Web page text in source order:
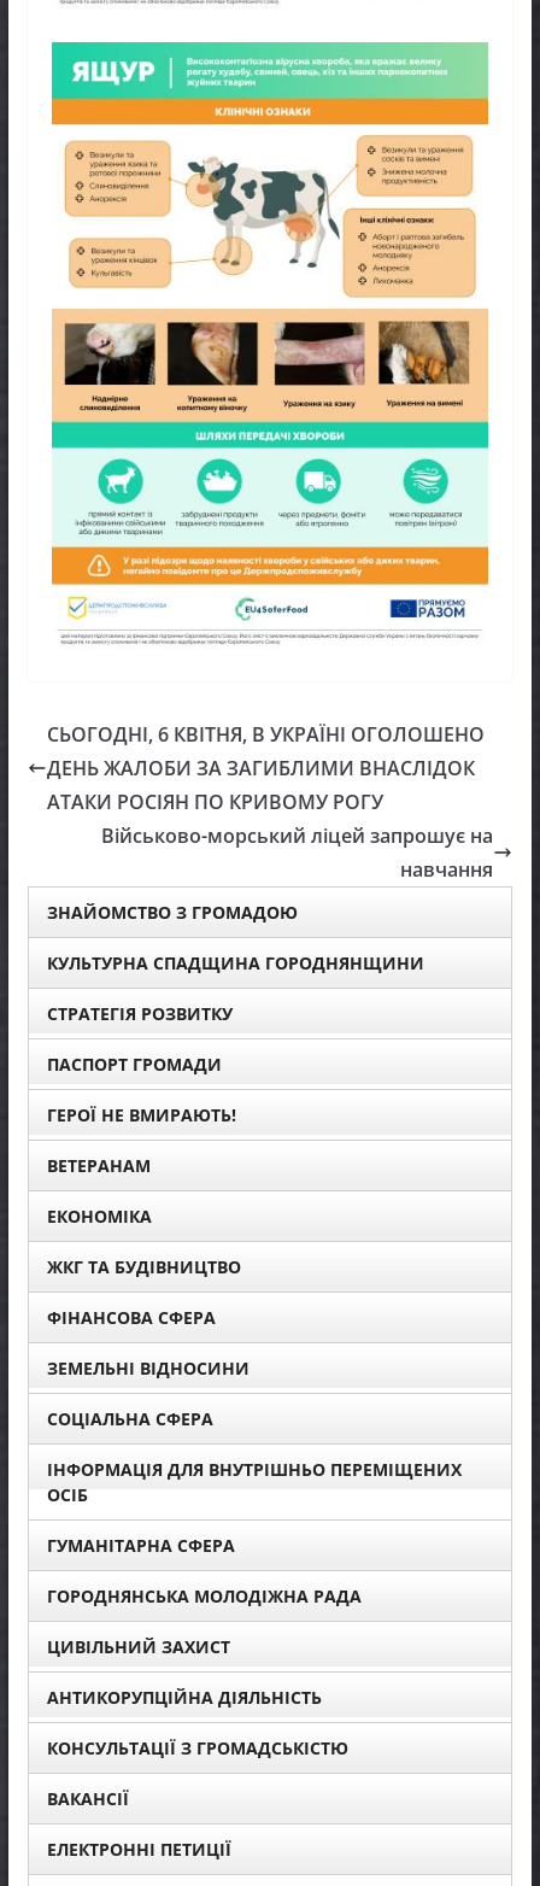
СЬОГОДНІ, 6 КВІТНЯ, В УКРАЇНІ ОГОЛОШЕНО
ДЕНЬ ЖАЛОБИ ЗА ЗАГИБЛИМИ ВНАСЛІДОК
АТАКИ РОСІЯН ПО КРИВОМУ РОГУ
Військово-морський ліцей запрошує на
навчання
ЗНАЙОМСТВО З ГРОМАДОЮ
КУЛЬТУРНА СПАДЩИНА ГОРОДНЯНЩИНИ
СТРАТЕГІЯ РОЗВИТКУ
ПАСПОРТ ГРОМАДИ
ГЕРОЇ НЕ ВМИРАЮТЬ!
ВЕТЕРАНАМ
ЕКОНОМІКА
ЖКГ ТА БУДІВНИЦТВО
ФІНАНСОВА СФЕРА
ЗЕМЕЛЬНІ ВІДНОСИНИ
СОЦІАЛЬНА СФЕРА
ІНФОРМАЦІЯ ДЛЯ ВНУТРІШНЬО ПЕРЕМІЩЕНИХ
ОСІБ
ГУМАНІТАРНА СФЕРА
ГОРОДНЯНСЬКА МОЛОДІЖНА РАДА
ЦИВІЛЬНИЙ ЗАХИСТ
АНТИКОРУПЦІЙНА ДІЯЛЬНІСТЬ
КОНСУЛЬТАЦІЇ З ГРОМАДСЬКІСТЮ
ВАКАНСІЇ
ЕЛЕКТРОННІ ПЕТИЦІЇ